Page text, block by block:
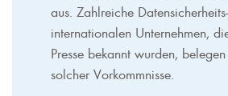
aus. Zahlreiche
internationalen Unternehmen,
Presse bekannt wurden,
solcher Vorkommnisse.